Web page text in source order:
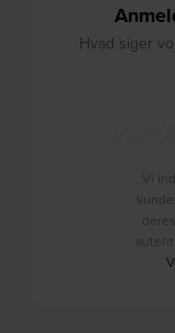
Hvad siger
Vi